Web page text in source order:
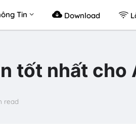
Tin Download
tốt nhất cho
read